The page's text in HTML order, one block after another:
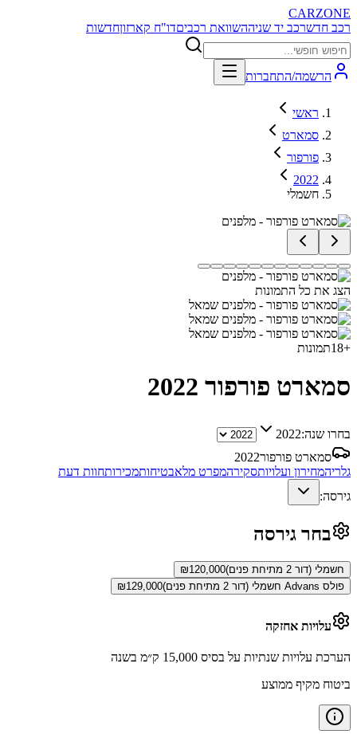
CARZONE
רכב חדשרכב יד שניההשוואת רכביםדו"ח קארזוןחדשות
הרשמה/התחברות
ראשי
סמארט
פורפור
2022
חשמלי
הצג את כל התמונות
+
18תמונות
סמארט פורפור 2022
בחרו שנה:2022
סמארט פורפור2022
גלריהמחירון ועלויותסקירהמפרט מלאבטיחותמכירותחוות דעת
גירסה:
בחר גירסה
חשמלי (דור 2 מתיחת פנים) ₪120,000
פולס Advans חשמלי (דור 2 מתיחת פנים)
₪129,000
עלויות אחזקה
הערכת עלויות שנתיות על בסיס 15,000 ק״מ בשנה
ביטוח מקיף ממוצע